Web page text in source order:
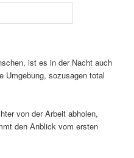
ist es in der Nacht auch
Umgebung, sozusagen total
von der Arbeit abholen,
den Anblick vom ersten